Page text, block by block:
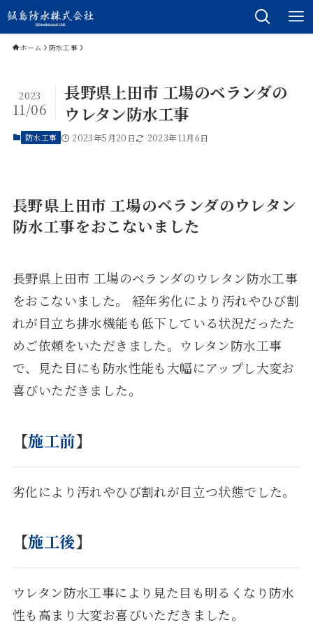
ホーム 防水工事
長野県上田市 工場のベランダの
ウレタン防水工事
2023
11/06
防水工事 2023年5月20日 2023年11月6日
長野県上田市 工場のベランダのウレタン
防水工事をおこないました
長野県上田市 工場のベランダのウレタン防水工事
をおこないました。 経年劣化により汚れやひび割
れが目立ち排水機能も低下している状況だったた
めご依頼をいただきました。ウレタン防水工事
で、見た目にも防水性能も大幅にアップし大変お
喜びいただきました。
【施工前】
劣化により汚れやひび割れが目立つ状態でした。
【施工後】
ウレタン防水工事により見た目も明るくなり防水
性も高まり大変お喜びいただきました。